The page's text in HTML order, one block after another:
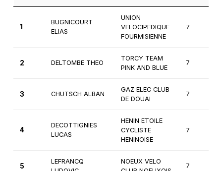
1
BUGNICOURT
ELIAS
UNION
VELOCIPEDIQUE
FOURMISIENNE
7
2 DELTOMBE THEO
TORCY TEAM
PINK AND BLUE
7
3 CHUTSCH ALBAN
GAZ ELEC CLUB
DE DOUAI
7
4
DECOTTIGNIES
LUCAS
HENIN ETOILE
CYCLISTE
HENINOISE
7
5
LEFRANCQ
NOEUX VELO
7